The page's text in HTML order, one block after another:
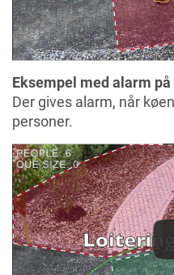
Eksempel med alarm
Der gives alarm, når
personer.